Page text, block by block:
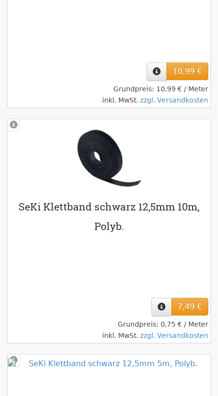
10,99 €
Grundpreis: 10,99 € / Meter
inkl. MwSt. zzgl. Versandkosten
SeKi Klettband schwarz 12,5mm 10m,
Polyb.
7,49 €
Grundpreis: 0,75 € / Meter
inkl. MwSt. zzgl. Versandkosten